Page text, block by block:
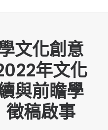
文化創意
年文化
與前瞻學
徵稿啟事